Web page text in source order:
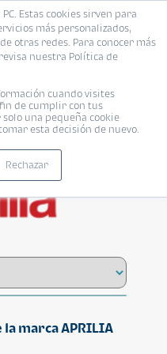
Estas cookies sirven para
más personalizados,
otras redes. Para conocer más
nuestra Política de
cuando visites
de cumplir con tus
una pequeña cookie
esta decisión de nuevo.
Rechazar
la marca APRILIA